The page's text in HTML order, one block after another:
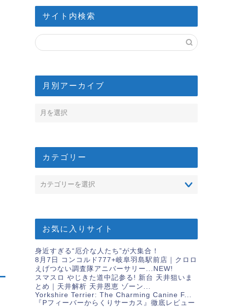
サイト内検索
月別アーカイブ
カテゴリー
お気に入りサイト
身近すぎる“厄介な人たち”が大集合！
8月7日 コンコルド777+岐阜羽島駅前店｜クロロ
えげつない調査隊アニバーサリー...
NEW!
スマスロ やじきた道中記参る! 新台 天井狙いま
とめ｜天井解析 天井恩恵 ゾーン...
Yorkshire Terrier: The Charming Canine F...
『Pフィーバーからくりサーカス』徹底レビュー